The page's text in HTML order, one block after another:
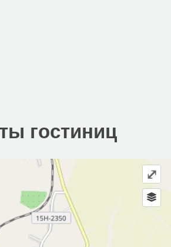
гостиниц
станция (3)
⤢